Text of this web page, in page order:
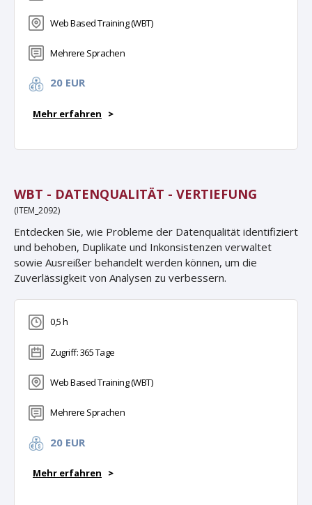
Web Based Training (WBT)
Mehrere Sprachen
20 EUR
Mehr erfahren >
WBT - DATENQUALITÄT - VERTIEFUNG
(ITEM_2092)
Entdecken Sie, wie Probleme der Datenqualität identifiziert
und behoben, Duplikate und Inkonsistenzen verwaltet
sowie Ausreißer behandelt werden können, um die
Zuverlässigkeit von Analysen zu verbessern.
0,5 h
Zugriff: 365 Tage
Web Based Training (WBT)
Mehrere Sprachen
20 EUR
Mehr erfahren >